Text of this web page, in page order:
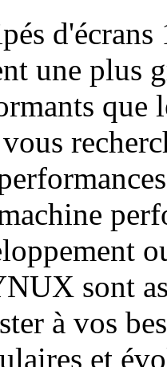
une plus
que
sont
à vos
et